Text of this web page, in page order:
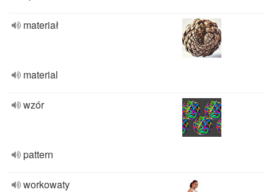
materiał
material
wzór
pattern
workowaty